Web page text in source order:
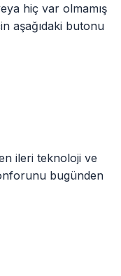
hiç var olmamış
aşağıdaki butonu
ileri teknoloji ve
bugünden